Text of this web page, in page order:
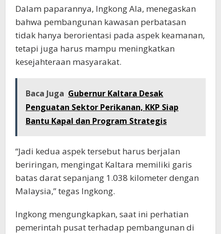
Dalam paparannya, Ingkong Ala, menegaskan
bahwa pembangunan kawasan perbatasan
tidak hanya berorientasi pada aspek keamanan,
tetapi juga harus mampu meningkatkan
kesejahteraan masyarakat.
Baca Juga Gubernur Kaltara Desak
Penguatan Sektor Perikanan, KKP Siap
Bantu Kapal dan Program Strategis
“Jadi kedua aspek tersebut harus berjalan
beriringan, mengingat Kaltara memiliki garis
batas darat sepanjang 1.038 kilometer dengan
Malaysia,” tegas Ingkong.
Ingkong mengungkapkan, saat ini perhatian
pemerintah pusat terhadap pembangunan di